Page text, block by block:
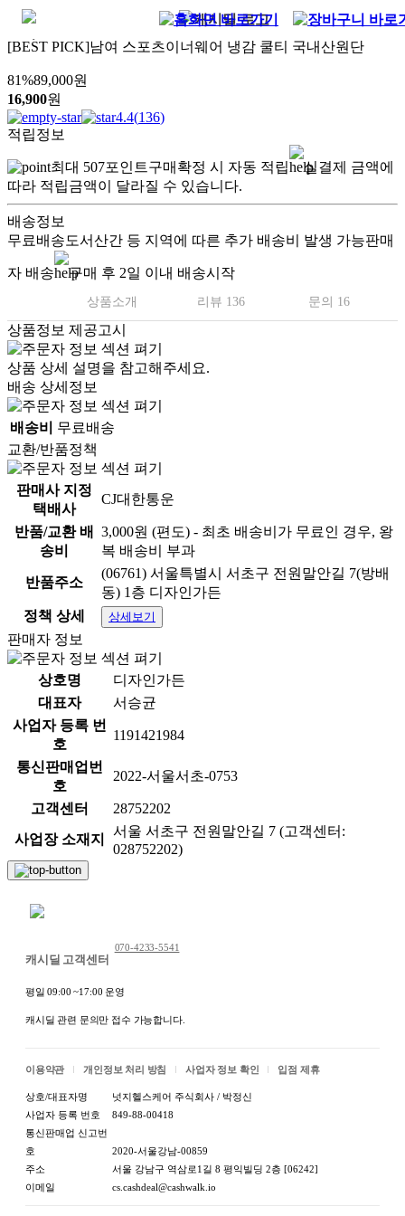
[BEST PICK]남여 스포츠이너웨어 냉감 쿨티 국내산원단
81%89,000원
16,900원
4.4(136)
적립정보
최대 507포인트구매확정 시 자동 적립
실결제 금액에
따라 적립금액이 달라질 수 있습니다.
배송정보
무료배송도서산간 등 지역에 따른 추가 배송비 발생 가능판매
자 배송 구매 후 2일 이내 배송시작
상품소개 리뷰 136 문의 16
상품정보 제공고시
상품 상세 설명을 참고해주세요.
배송 상세정보
배송비
무료배송
교환/반품정책
판매사 지정
택배사
CJ대한통운
반품/교환 배
송비
3,000원 (편도) - 최초 배송비가 무료인 경우, 왕
복 배송비 부과
반품주소
(06761) 서울특별시 서초구 전원말안길 7(방배
동) 1층 디자인가든
정책 상세
상세보기
판매자 정보
상호명
디자인가든
대표자
서승균
사업자 등록 번
호
1191421984
통신판매업번
호
2022-서울서초-0753
고객센터
28752202
사업장 소재지
서울 서초구 전원말안길 7 (고객센터:
028752202)
캐시딜 고객센터
070-4233-5541
평일 09:00 ~17:00 운영
캐시딜 관련 문의만 접수 가능합니다.
이용약관 개인정보 처리 방침 사업자 정보 확인 입점 제휴
상호/대표자명
넛지헬스케어 주식회사 / 박정신
사업자 등록 번호
849-88-00418
통신판매업 신고번
호
2020-서울강남-00859
주소
서울 강남구 역삼로1길 8 평익빌딩 2층 [06242]
이메일
cs.cashdeal@cashwalk.io